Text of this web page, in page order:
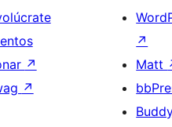
↗
↗
↗
Matt